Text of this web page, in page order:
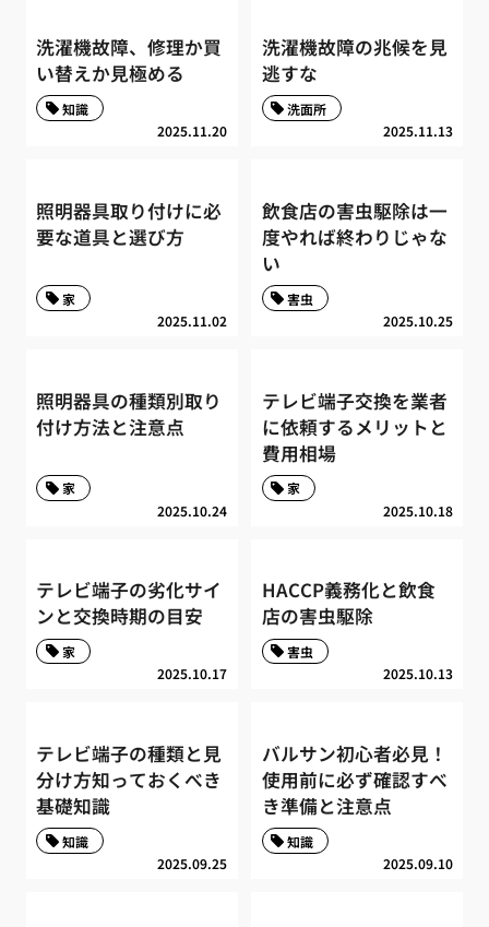
洗濯機故障、修理か買
い替えか見極める
2025.11.20
知識
洗濯機故障の兆候を見
逃すな
2025.11.13
洗面所
照明器具取り付けに必
要な道具と選び方
2025.11.02
家
飲食店の害虫駆除は一
度やれば終わりじゃな
い
2025.10.25
害虫
照明器具の種類別取り
付け方法と注意点
2025.10.24
家
テレビ端子交換を業者
に依頼するメリットと
費用相場
2025.10.18
家
テレビ端子の劣化サイ
ンと交換時期の目安
2025.10.17
家
HACCP義務化と飲食
店の害虫駆除
2025.10.13
害虫
テレビ端子の種類と見
分け方知っておくべき
基礎知識
2025.09.25
知識
バルサン初心者必見！
使用前に必ず確認すべ
き準備と注意点
2025.09.10
知識